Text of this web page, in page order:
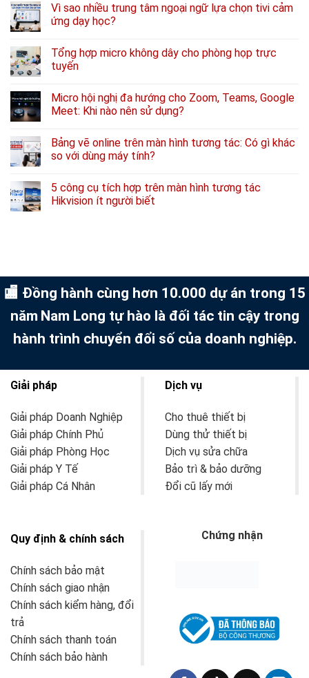
Vì sao nhiều trung tâm ngoại ngữ lựa chọn tivi cảm
ứng dạy học?
Tổng hợp micro không dây cho phòng họp trực
tuyến
Micro hội nghị đa hướng cho Zoom, Teams, Google
Meet: Khi nào nên sử dụng?
Bảng vẽ online trên màn hình tương tác: Có gì khác
so với dùng máy tính?
5 công cụ tích hợp trên màn hình tương tác
Hikvision ít người biết
🏬 Đồng hành cùng hơn 10.000 dự án trong 15
năm Nam Long tự hào là đối tác tin cậy trong
hành trình chuyển đổi số của doanh nghiệp.
Giải pháp
Giải pháp Doanh Nghiệp
Giải pháp Chính Phủ
Giải pháp Phòng Học
Giải pháp Y Tế
Giải pháp Cá Nhân
Dịch vụ
Cho thuê thiết bị
Dùng thử thiết bị
Dịch vụ sửa chữa
Bảo trì & bảo dưỡng
Đổi cũ lấy mới
Quy định & chính sách
Chính sách bảo mật
Chính sách giao nhận
Chính sách kiểm hàng, đổi
trả
Chính sách thanh toán
Chính sách bảo hành
Chứng nhận